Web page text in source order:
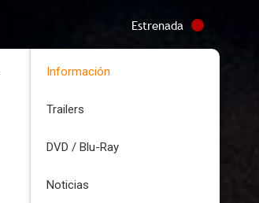
Estrenada
Información
Trailers
DVD / Blu-Ray
Noticias